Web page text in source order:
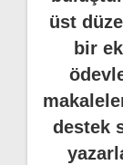
üst
bir
destek